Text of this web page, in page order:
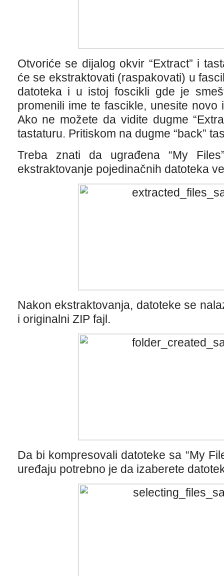
Otvoriće se dijalog okvir “Extract” i
će se ekstraktovati (raspakovati) u
datoteka i u istoj foscikli gde je
promenili ime te fascikle, unesite novo
Ako ne možete da vidite dugme
tastaturu. Pritiskom na dugme “back”
Treba znati da ugrađena “My
ekstraktovanje pojedinačnih datoteka
Nakon ekstraktovanja, datoteke se
i originalni ZIP fajl.
Da bi kompresovali datoteke sa “My
uređaju potrebno je da izaberete